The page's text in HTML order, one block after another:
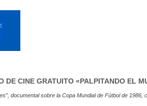
DE CINE GRATUITO «PALPITANDO EL
documental sobre la Copa Mundial de Fútbol de